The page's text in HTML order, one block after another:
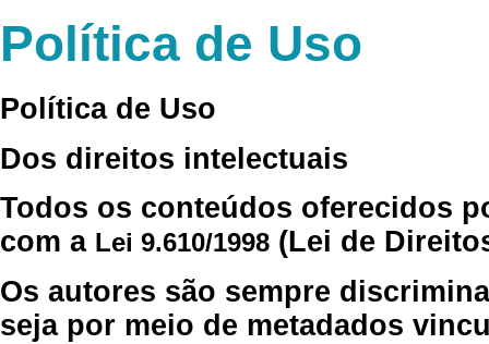
Política de Uso
Política de Uso
Dos direitos intelectuais
Todos os conteúdos oferecidos
com a Lei 9.610/1998 (Lei de
Os autores são sempre
seja por meio de metadados